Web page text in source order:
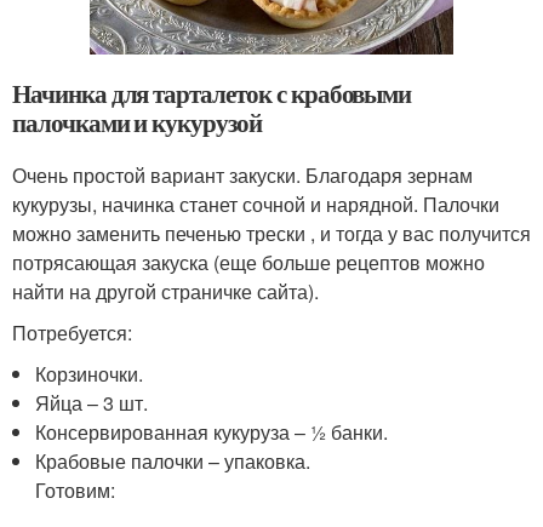
Начинка для тарталеток с крабовыми
палочками и кукурузой
Очень простой вариант закуски. Благодаря зернам
кукурузы, начинка станет сочной и нарядной. Палочки
можно заменить печенью трески , и тогда у вас получится
потрясающая закуска (еще больше рецептов можно
найти на другой страничке сайта).
Потребуется:
Корзиночки.
Яйца – 3 шт.
Консервированная кукуруза – ½ банки.
Крабовые палочки – упаковка.
Готовим: